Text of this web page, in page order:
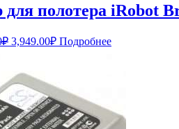
полотера iRobot
₽ Первоначальная
4,308.00₽.
3,949.00₽Текущая
Подробнее